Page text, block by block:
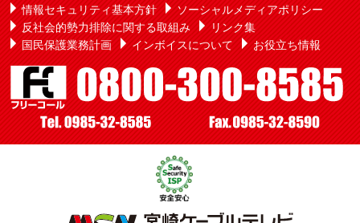
情報セキュリティ基本方針
ソーシャルメディアポリシー
反社会的勢力排除に関する取組み
リンク集
国民保護業務計画
インボイスについて お役立ち情報